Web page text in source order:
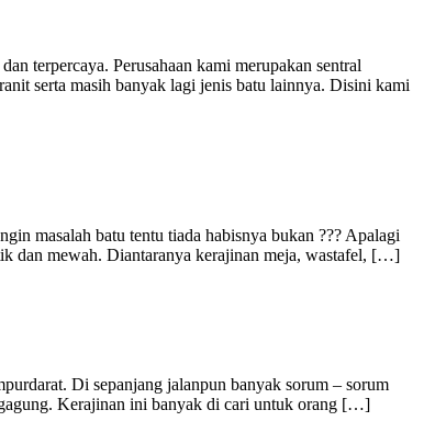
terpercaya. Perusahaan kami merupakan sentral
serta masih banyak lagi jenis batu lainnya. Disini kami
masalah batu tentu tiada habisnya bukan ??? Apalagi
dan mewah. Diantaranya kerajinan meja, wastafel, […]
Di sepanjang jalanpun banyak sorum – sorum
Kerajinan ini banyak di cari untuk orang […]